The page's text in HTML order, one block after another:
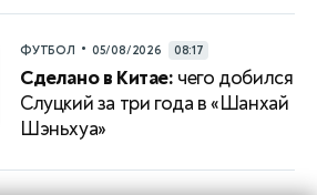
ФУТБОЛ • 05/08/2026 08:17
Сделано в Китае: чего добился
Слуцкий за три года в «Шанхай
Шэньхуа»